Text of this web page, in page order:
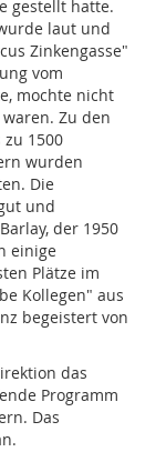
gestellt hatte.
laut und
Zinkengasse"
vom
mochte nicht
Zu den
1500
wurden
Die
und
der 1950
einige
Plätze im
Kollegen" aus
begeistert von
das
Programm
Das